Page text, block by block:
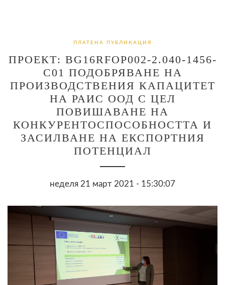
ПЛАТЕНА ПУБЛИКАЦИЯ
ПРОЕКТ: BG16RFOP002-2.040-1456-
C01 ПОДОБРЯВАНЕ НА
ПРОИЗВОДСТВЕНИЯ КАПАЦИТЕТ
НА РАИС ООД С ЦЕЛ
ПОВИШАВАНЕ НА
КОНКУРЕНТОСПОСОБНОСТТА И
ЗАСИЛВАНЕ НА ЕКСПОРТНИЯ
ПОТЕНЦИАЛ
неделя 21 март 2021 - 15:30:07